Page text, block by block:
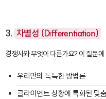
3. 차별성 (Differentiation)
경쟁사와 무엇이 다른가요? 이 질문
우리만의 독특한 방법론
클라이언트 상황에 특화된 맞